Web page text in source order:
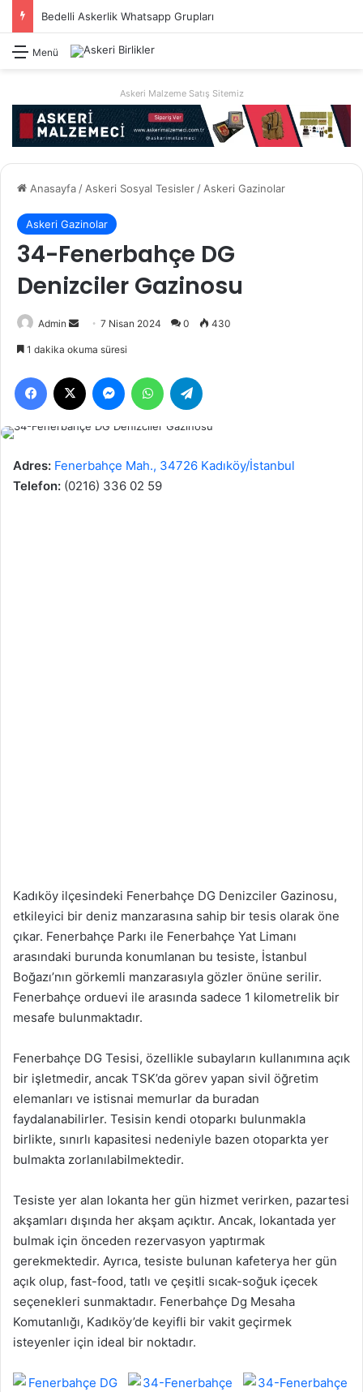
Bedelli Askerlik Whatsapp Grupları
Menü
Askeri Malzeme Satış Sitemiz
Anasayfa / Askeri Sosyal Tesisler / Askeri Gazinolar
Askeri Gazinolar
34-Fenerbahçe DG
Denizciler Gazinosu
Admin
Bir
göndermek
7 Nisan 2024 0 430
1 dakika okuma süresi
Facebook MessengerWhatsApp
Adres: Fenerbahçe Mah., 34726 Kadıköy/İstanbul
Telefon: (0216) 336 02 59
Kadıköy ilçesindeki Fenerbahçe DG Denizciler Gazinosu,
etkileyici bir deniz manzarasına sahip bir tesis olarak öne
çıkar. Fenerbahçe Parkı ile Fenerbahçe Yat Limanı
arasındaki burunda konumlanan bu tesiste, İstanbul
Boğazı’nın görkemli manzarasıyla gözler önüne serilir.
Fenerbahçe orduevi ile arasında sadece 1 kilometrelik bir
mesafe bulunmaktadır.
Fenerbahçe DG Tesisi, özellikle subayların kullanımına açık
bir işletmedir, ancak TSK’da görev yapan sivil öğretim
elemanları ve istisnai memurlar da buradan
faydalanabilirler. Tesisin kendi otoparkı bulunmakla
birlikte, sınırlı kapasitesi nedeniyle bazen otoparkta yer
bulmakta zorlanılabilmektedir.
Tesiste yer alan lokanta her gün hizmet verirken, pazartesi
akşamları dışında her akşam açıktır. Ancak, lokantada yer
bulmak için önceden rezervasyon yaptırmak
gerekmektedir. Ayrıca, tesiste bulunan kafeterya her gün
açık olup, fast-food, tatlı ve çeşitli sıcak-soğuk içecek
seçenekleri sunmaktadır. Fenerbahçe Dg Mesaha
Komutanlığı, Kadıköy’de keyifli bir vakit geçirmek
isteyenler için ideal bir noktadır.